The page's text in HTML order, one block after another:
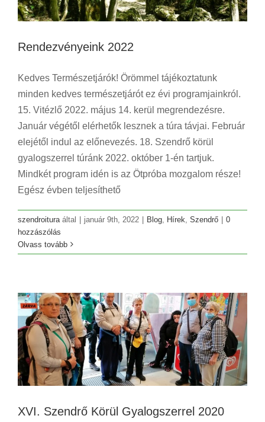
Rendezvényeink 2022
Kedves Természetjárók! Örömmel tájékoztatunk
minden kedves természetjárót ez évi programjainkról.
15. Vitézlő 2022. május 14. kerül megrendezésre.
Január végétől elérhetők lesznek a túra távjai. Február
elejétől indul az előnevezés. 18. Szendrő körül
gyalogszerrel túránk 2022. október 1-én tartjuk.
Mindkét program idén is az Ötpróba mozgalom része!
Egész évben teljesíthető
szendroitura által | január 9th, 2022 | Blog Hírek Szendrő | 0
hozzászólás
Olvass továbbXVI. Szendrő Körül Gyalogszerrel 2020
XVI. Szendrő Körül Gyalogszerrel 2020